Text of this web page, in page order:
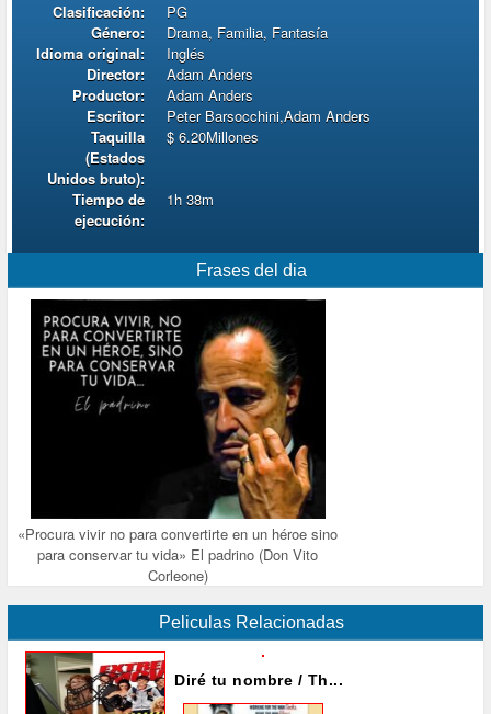
Clasificación:
PG
Género:
Drama, Familia, Fantasía
Idioma original:
Inglés
Director:
Adam Anders
Productor:
Adam Anders
Escritor:
Peter Barsocchini,Adam Anders
Taquilla
(Estados
Unidos bruto):
$ 6.20Millones
Tiempo de
ejecución:
1h 38m
Frases del dia
«Procura vivir no para convertirte en un héroe sino
para conservar tu vida» El padrino (Don Vito
Corleone)
Peliculas Relacionadas
Diré tu nombre / Th...